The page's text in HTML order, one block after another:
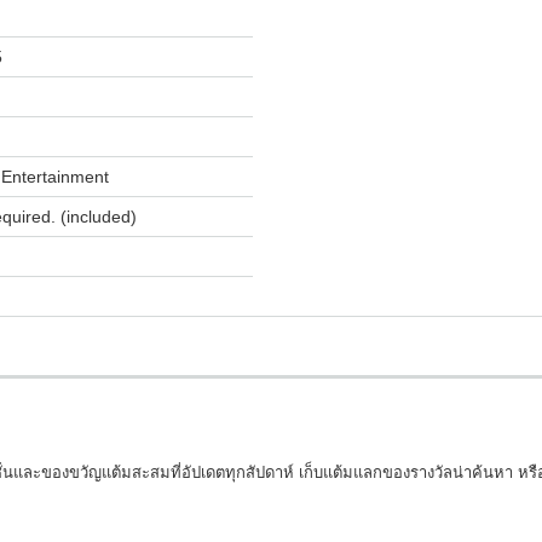
(included)
ะของขวัญแต้มสะสมที่อัปเดตทุกสัปดาห์ เก็บแต้มแลกของรางวัลน่าค้นหา หรื